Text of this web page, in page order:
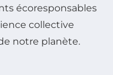
écoresponsables
collective
notre planète.